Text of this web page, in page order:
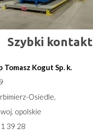
Szybki kontakt
Tomasz Kogut Sp. k.
Osiedle,
opolskie
39 28